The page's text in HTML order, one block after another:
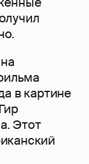
в картине
Этот